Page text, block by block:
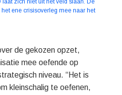
laat zich niet uit het veld slaan. De
ene crisisoverleg mee naar het
de gekozen opzet,
mee oefende op
niveau. “Het is
kleinschalig te oefenen,